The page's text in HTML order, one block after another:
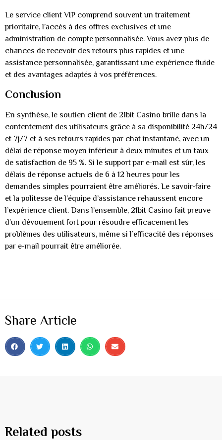
Le service client VIP comprend souvent un traitement
prioritaire, l’accès à des offres exclusives et une
administration de compte personnalisée. Vous avez plus de
chances de recevoir des retours plus rapides et une
assistance personnalisée, garantissant une expérience fluide
et des avantages adaptés à vos préférences.
Conclusion
En synthèse, le soutien client de 21bit Casino brille dans la
contentement des utilisateurs grâce à sa disponibilité 24h/24
et 7j/7 et à ses retours rapides par chat instantané, avec un
délai de réponse moyen inférieur à deux minutes et un taux
de satisfaction de 95 %. Si le support par e-mail est sûr, les
délais de réponse actuels de 6 à 12 heures pour les
demandes simples pourraient être améliorés. Le savoir-faire
et la politesse de l’équipe d’assistance rehaussent encore
l’expérience client. Dans l’ensemble, 21bit Casino fait preuve
d’un dévouement fort pour résoudre efficacement les
problèmes des utilisateurs, même si l’efficacité des réponses
par e-mail pourrait être améliorée.
Share Article
Related posts